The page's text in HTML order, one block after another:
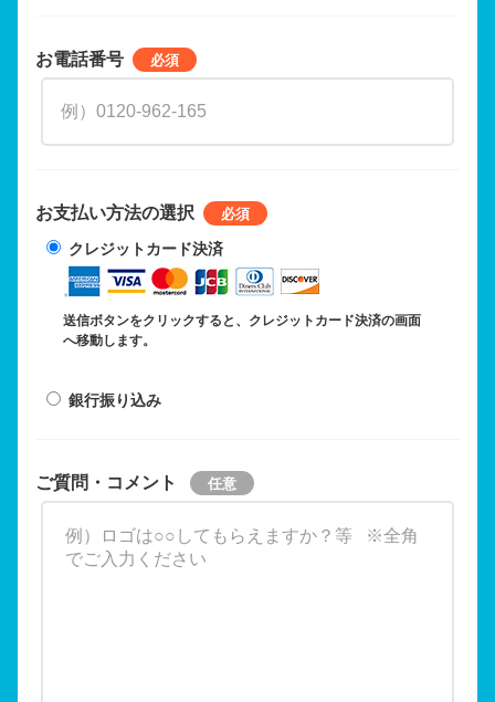
お電話番号
お支払い方法の選択
クレジットカード決済
送信ボタンをクリックすると、クレジットカード決済の画面
へ移動します。
銀行振り込み
ご質問・コメント